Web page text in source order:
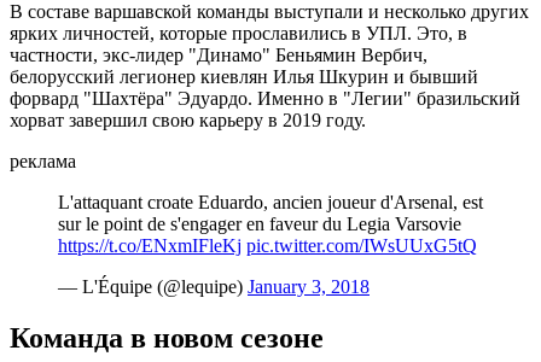
В составе варшавской команды выступали и несколько других
ярких личностей, которые прославились в УПЛ. Это, в
частности, экс-лидер "Динамо" Беньямин Вербич,
белорусский легионер киевлян Илья Шкурин и бывший
форвард "Шахтёра" Эдуардо. Именно в "Легии" бразильский
хорват завершил свою карьеру в 2019 году.
реклама
L'attaquant croate Eduardo, ancien joueur d'Arsenal, est
sur le point de s'engager en faveur du Legia Varsovie
https://t.co/ENxmIFleKj pic.twitter.com/IWsUUxG5tQ
— L'Équipe (@lequipe) January 3, 2018
Команда в новом сезоне